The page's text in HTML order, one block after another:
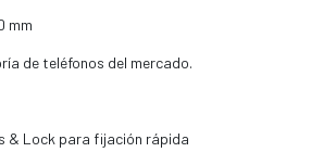
mm
de teléfonos del mercado.
& Lock para fijación rápida